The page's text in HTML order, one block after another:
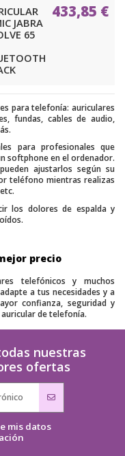
JABRA
65
433,85 €
para telefonía: auriculares
fundas, cables de audio,
para profesionales que
softphone en el ordenador.
ajustarlos según su
teléfono mientras realizas
los dolores de espalda y
precio
telefónicos y muchos
a tus necesidades y a
confianza, seguridad y
de telefonía.
nuestras
ofertas
mis datos